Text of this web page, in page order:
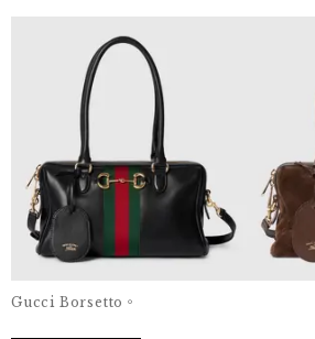
Gucci Borsetto。